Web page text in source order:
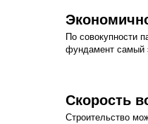
По совокупности
фундамент самый
Скорость
Строительство